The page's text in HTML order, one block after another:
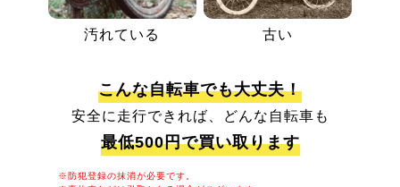
汚れている 古い
こんな自転車でも大丈夫！
安全に走行できれば、どんな自転車も
最低500円で買い取ります
※防犯登録の抹消が必要です。